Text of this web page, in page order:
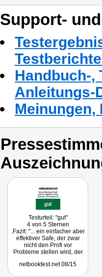
Support-
Handbuch-,
Anleitungs-
Testurteil: "gut"
4 von 5 Sternen
.Fazit: "... ein einfacher aber
effektiver Safe, der zwar
nicht den Profi vor
Probleme stellen wird, der
Einbrecher davon abhält ..."
netbooktest.net 08/15